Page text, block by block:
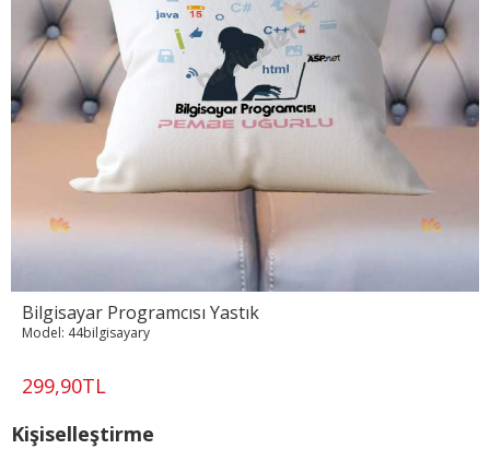
Bilgisayar Programcısı Yastık
299,90TL
Model: 44bilgisayary
Kişiselleştirme